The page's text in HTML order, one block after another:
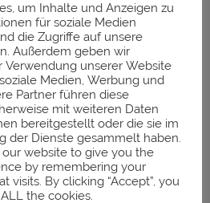
um Inhalte und Anzeigen zu
für soziale Medien
die Zugriffe auf unsere
Außerdem geben wir
Verwendung unserer Website
Medien, Werbung und
Partner führen diese
mit weiteren Daten
bereitgestellt oder die sie im
der Dienste gesammelt haben.
website to give you the
by remembering your
visits. By clicking “Accept”, you
the cookies.